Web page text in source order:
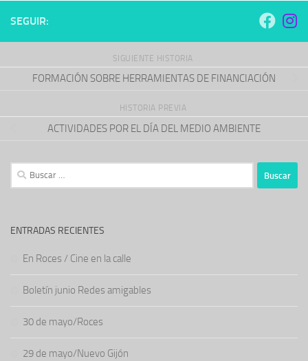
SEGUIR:
SIGUIENTE HISTORIA
FORMACIÓN SOBRE HERRAMIENTAS DE FINANCIACIÓN
HISTORIA PREVIA
ACTIVIDADES POR EL DÍA DEL MEDIO AMBIENTE
Buscar:
ENTRADAS RECIENTES
En Roces / Cine en la calle
Boletín junio Redes amigables
30 de mayo/Roces
29 de mayo/Nuevo Gijón